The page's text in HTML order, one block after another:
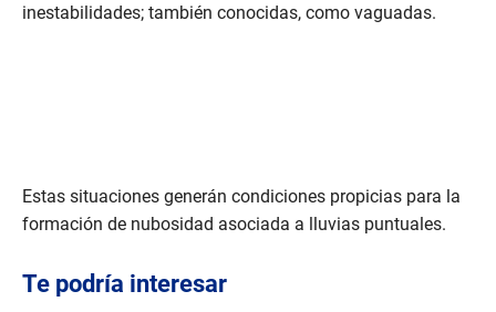
inestabilidades; también conocidas, como vaguadas.
Estas situaciones generán condiciones propicias para la
formación de nubosidad asociada a lluvias puntuales.
Te podría interesar